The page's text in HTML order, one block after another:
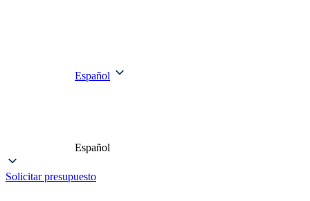
Español
Español
Solicitar presupuesto